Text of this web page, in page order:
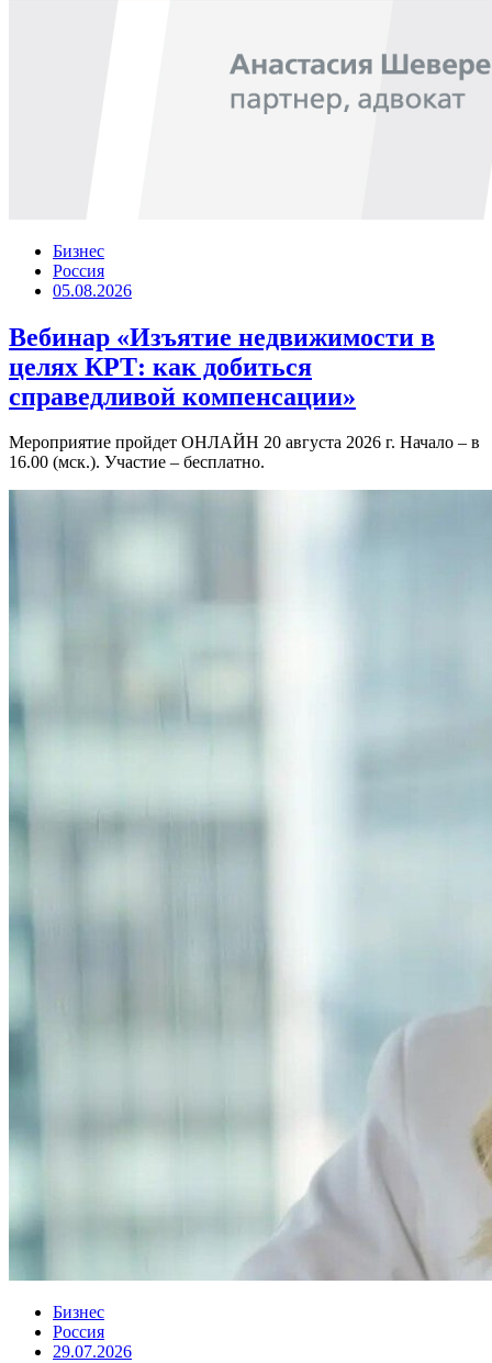
Бизнес
Россия
05.08.2026
Вебинар «Изъятие недвижимости в
целях КРТ: как добиться
справедливой компенсации»
Мероприятие пройдет ОНЛАЙН 20 августа 2026 г. Начало – в
16.00 (мск.). Участие – бесплатно.
Бизнес
Россия
29.07.2026